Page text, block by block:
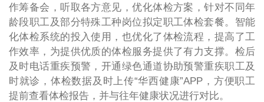
作筹备会，听取各方意见，优化体检方案，针对不同年
龄段职工及部分特殊工种岗位拟定职工体检套餐。智能
化体检系统的投入使用，也优化了体检流程，提高了工
作效率，为提供优质的体检服务提供了有力支撑。检后
及时电话重疾预警，开通绿色通道协助预警重疾职工及
时就诊，体检数据及时上传“华西健康”APP，方便职工
提前查看体检报告，并与往年健康状况进行对比。